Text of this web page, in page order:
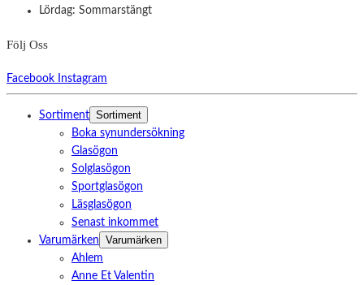
Lördag: Sommarstängt
Följ Oss
Facebook Instagram
Sortiment Sortiment
Boka synundersökning
Glasögon
Solglasögon
Sportglasögon
Läsglasögon
Senast inkommet
Varumärken
Varumärken
Ahlem
Anne Et Valentin